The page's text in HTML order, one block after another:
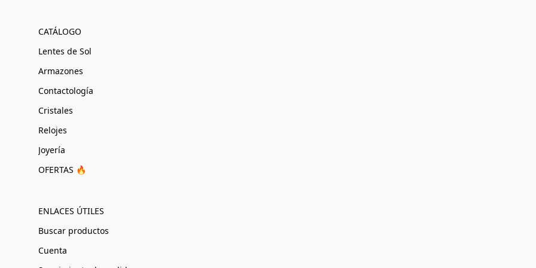
CATÁLOGO
Lentes de Sol
Armazones
Contactología
Cristales
Relojes
Joyería
OFERTAS 🔥
ENLACES ÚTILES
Buscar productos
Cuenta